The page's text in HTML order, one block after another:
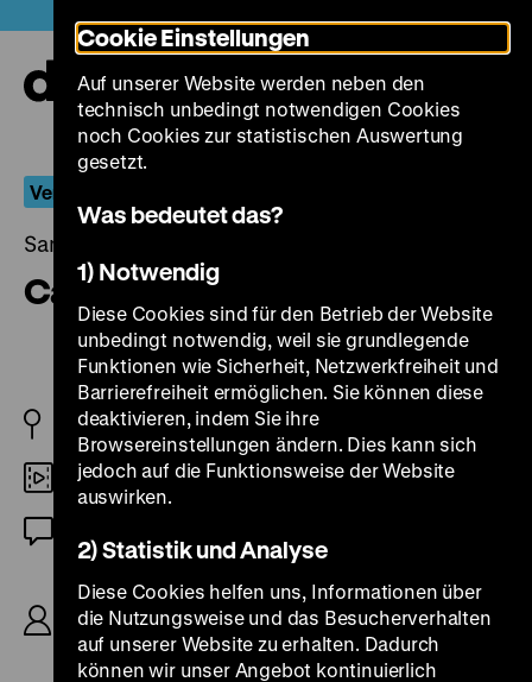
zum
Seiteninhalt
springen
Verboten!
Samstag, 11. Januar 2014, 20.00 - 00.00 Uhr
Casablanca
US 1942
35mm
R: Michael Curtiz, B: Julius J. Epstein, Philip G.
Epstein, Howard Koch, M: Max Steiner, D:
Humphrey Bogart, Ingrid Bergman, Paul Henreid,
Claude Rains, 80’
Cookie Einstellungen
Auf unserer Website werden neben den
technisch unbedingt notwendigen Cookies
noch Cookies zur statistischen Auswertung
gesetzt.
Was bedeutet das?
1) Notwendig
Diese Cookies sind für den Betrieb der Website
unbedingt notwendig, weil sie grundlegende
Funktionen wie Sicherheit, Netzwerkfreiheit und
Barrierefreiheit ermöglichen. Sie können diese
deaktivieren, indem Sie ihre
Browsereinstellungen ändern. Dies kann sich
jedoch auf die Funktionsweise der Website
auswirken.
2) Statistik und Analyse
Diese Cookies helfen uns, Informationen über
die Nutzungsweise und das Besucherverhalten
auf unserer Website zu erhalten. Dadurch
können wir unser Angebot kontinuierlich